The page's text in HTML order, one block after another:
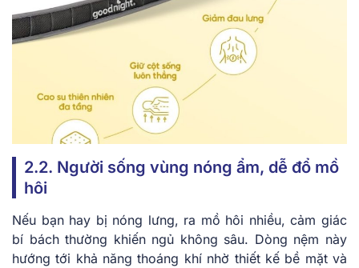
2.2. Người sống vùng nóng ẩm, dễ đổ mồ
hôi
Nếu bạn hay bị nóng lưng, ra mồ hôi nhiều, cảm giác
bí bách thường khiến ngủ không sâu. Dòng nệm này
hướng tới khả năng thoáng khí nhờ thiết kế bề mặt và